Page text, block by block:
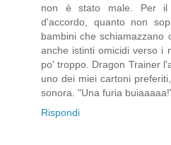
non è stato male. Per il
d'accordo, quanto non
bambini che
anche istinti omicidi verso i
po' troppo. Dragon Trainer
uno dei miei cartoni
sonora. "Una furia
Rispondi